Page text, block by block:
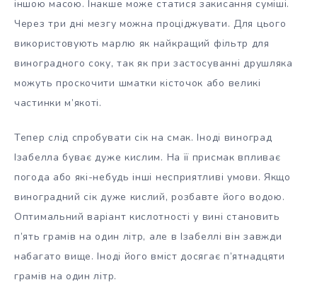
іншою масою. Інакше може статися закисання суміші.
Через три дні мезгу можна проціджувати. Для цього
використовують марлю як найкращий фільтр для
виноградного соку, так як при застосуванні друшляка
можуть проскочити шматки кісточок або великі
частинки м’якоті.
Тепер слід спробувати сік на смак. Іноді виноград
Ізабелла буває дуже кислим. На її присмак впливає
погода або які-небудь інші несприятливі умови. Якщо
виноградний сік дуже кислий, розбавте його водою.
Оптимальний варіант кислотності у вині становить
п’ять грамів на один літр, але в Ізабеллі він завжди
набагато вище. Іноді його вміст досягає п’ятнадцяти
грамів на один літр.